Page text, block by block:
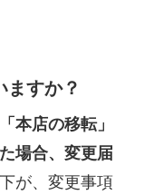
ますか？
「本店の移転」
場合、変更届
が、変更事項